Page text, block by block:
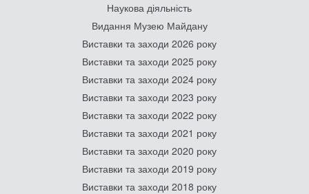
Наукова діяльність
Видання Музею Майдану
Виставки та заходи 2026 року
Виставки та заходи 2025 року
Виставки та заходи 2024 року
Виставки та заходи 2023 року
Виставки та заходи 2022 року
Виставки та заходи 2021 року
Виставки та заходи 2020 року
Виставки та заходи 2019 року
Виставки та заходи 2018 року